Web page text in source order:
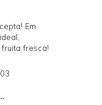
Em
fresca!